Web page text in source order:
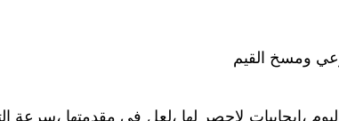
ومسخ القيم
،ايجابيات لاحصر لها ،لعل في مقدمتها